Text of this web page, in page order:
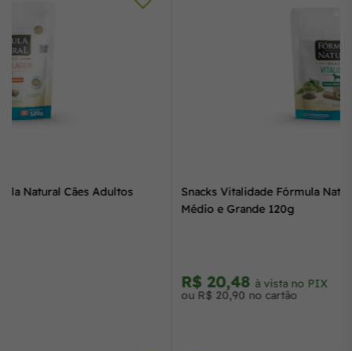
Snacks Vitalidade Fórmula Natural Cães Adultos Portes